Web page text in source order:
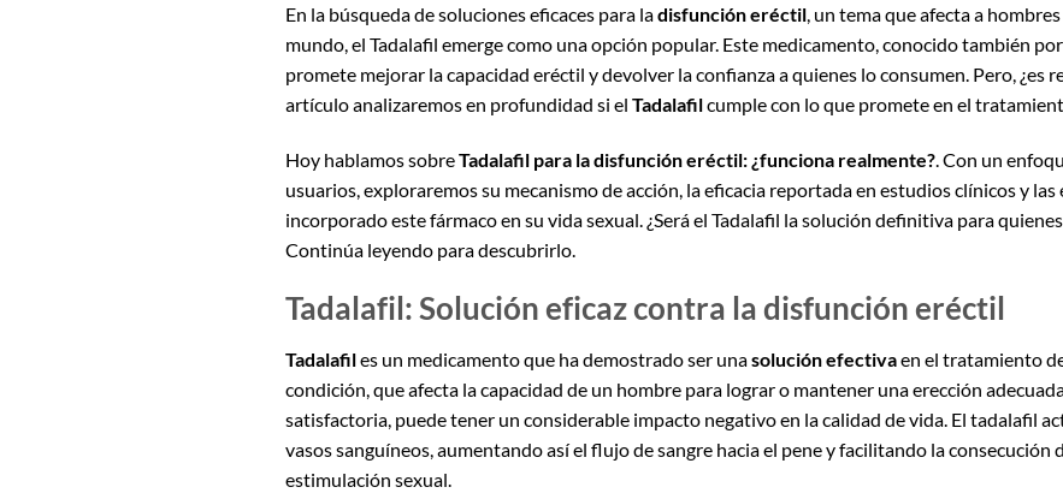
En la búsqueda de soluciones eficaces para ladisfunción eréctil, un tema que afecta a
mundo, el Tadalafil emerge como una opción popular. Este medicamento, conocido también
promete mejorar la capacidad eréctil y devolver la confianza a quienes lo consumen. Pero, ¿es
artículo analizaremos en profundidad si el Tadalafilcumple con lo que promete en el
Hoy hablamos sobreTadalafil para la disfunción eréctil: ¿funciona realmente? . Con un
usuarios, exploraremos su mecanismo de acción, la eficacia reportada en estudios clínicos y
incorporado este fármaco en su vida sexual. ¿Será el Tadalafil la solución definitiva para
Continúa leyendo para descubrirlo.
Tadalafil: Solución eficaz contra la disfunción eréctil
Tadalafiles un medicamento que ha demostrado ser unasolución efectivaen el tratamiento
condición, que afecta la capacidad de un hombre para lograr o mantener una erección
satisfactoria, puede tener un considerable impacto negativo en la calidad de vida. El tadalafil
vasos sanguíneos, aumentando así el flujo de sangre hacia el pene y facilitando la consecución
estimulación sexual.